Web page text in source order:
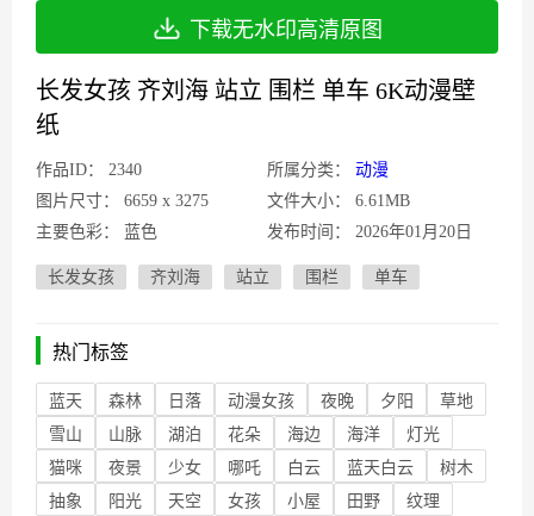
下载无水印高清原图
长发女孩 齐刘海 站立 围栏 单车 6K动漫壁
纸
作品ID： 2340 所属分类：
动漫
图片尺寸：
6659 x 3275 文件大小：
6.61MB
主要色彩：
蓝色 发布时间： 2026年01月20日
长发女孩 齐刘海 站立 围栏 单车
热门标签
蓝天 森林 日落 动漫女孩 夜晚 夕阳
草地
雪山
山脉 湖泊 花朵 海边 海洋
灯光
猫咪
夜景 少女 哪吒 白云 蓝天白云
树木
抽象
阳光 天空 女孩 小屋 田野
纹理